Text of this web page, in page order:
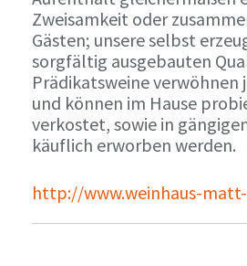
Zweisamkeit oder
Gästen; unsere selbst
sorgfältig ausgebauten
Prädikatsweine verwöhnen
und können im Hause
verkostet, sowie in
käuflich erworben werden.
http://www.weinhaus-